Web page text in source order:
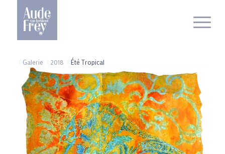
Galerie 2018 Été Tropical